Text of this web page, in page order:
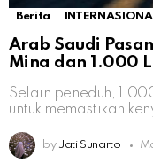
Berita
Arab Saudi
Mina dan 1.000
Selain peneduh,
untuk memastikan
by Jati Sunarto